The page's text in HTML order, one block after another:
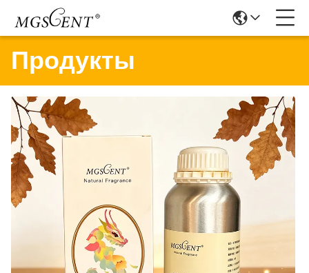
Продукты